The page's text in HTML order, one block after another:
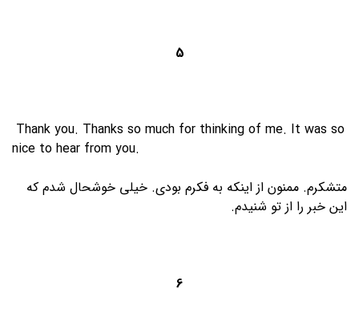
5
Thank you. Thanks so much for thinking of me. It was so
nice to hear from you.
متشکرم. ممنون از اینکه به فکرم بودی. خیلی خوشحال شدم که
این خبر را از تو شنیدم.
6